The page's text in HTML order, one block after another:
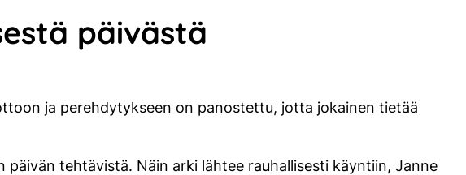
päivästä
ja perehdytykseen on panostettu, jotta jokainen tietää
päivän tehtävistä. Näin arki lähtee rauhallisesti käyntiin, Janne